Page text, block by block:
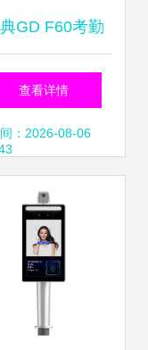
GD F60考勤
系统 智能安防
效管理的完美
融合
查看详情
：2026-08-06